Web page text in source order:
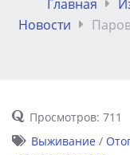
Главная
Новости
Просмотров: 711
Выживание /